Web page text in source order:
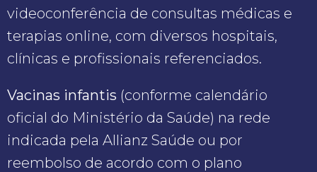
videoconferência de consultas médicas e
terapias online, com diversos hospitais,
clínicas e profissionais referenciados.
Vacinas infantis (conforme calendário
oficial do Ministério da Saúde) na rede
indicada pela Allianz Saúde ou por
reembolso de acordo com o plano